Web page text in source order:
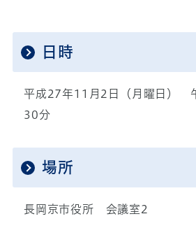
日時
平成27年11月2日（月曜日）
30分
場所
長岡京市役所 会議室2